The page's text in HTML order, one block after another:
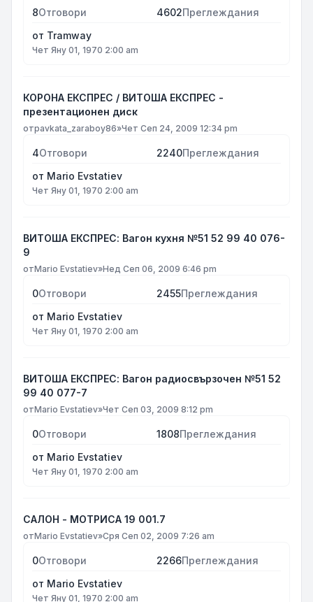
8Отговори 4602Преглеждания
от Tramway
Чет Яну 01, 1970 2:00 am
КОРОНА ЕКСПРЕС / ВИТОША ЕКСПРЕС -
презентационен диск
отpavkata_zaraboy86»Чет Сеп 24, 2009 12:34 pm
4Отговори 2240Преглеждания
от Mario Evstatiev
Чет Яну 01, 1970 2:00 am
ВИТОША ЕКСПРЕС: Вагон кухня №51 52 99 40 076-
9
отMario Evstatiev»Нед Сеп 06, 2009 6:46 pm
0Отговори 2455Преглеждания
от Mario Evstatiev
Чет Яну 01, 1970 2:00 am
ВИТОША ЕКСПРЕС: Вагон радиосвързочен №51 52
99 40 077-7
отMario Evstatiev»Чет Сеп 03, 2009 8:12 pm
0Отговори 1808Преглеждания
от Mario Evstatiev
Чет Яну 01, 1970 2:00 am
САЛОН - МОТРИСА 19 001.7
отMario Evstatiev»Сря Сеп 02, 2009 7:26 am
0Отговори 2266Преглеждания
от Mario Evstatiev
Чет Яну 01, 1970 2:00 am